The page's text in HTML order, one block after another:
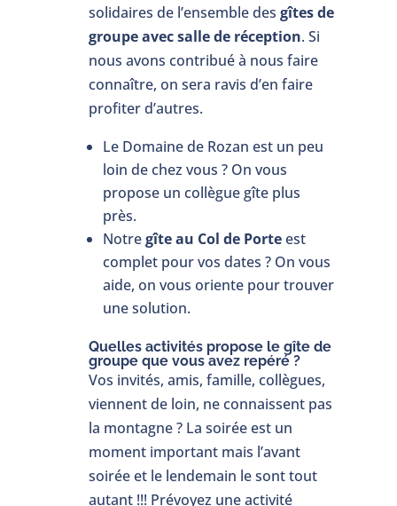
solidaires de l’ensemble des gîtes de
groupe avec salle de réception. Si
nous avons contribué à nous faire
connaître, on sera ravis d’en faire
profiter d’autres.
Le Domaine de Rozan est un peu
loin de chez vous ? On vous
propose un collègue gîte plus
près.
Notregîte au Col de Porteest
complet pour vos dates ? On vous
aide, on vous oriente pour trouver
une solution.
Quelles activités propose le gîte de
groupe que vous avez repéré ?
Vos invités, amis, famille, collègues,
viennent de loin, ne connaissent pas
la montagne ? La soirée est un
moment important mais l’avant
soirée et le lendemain le sont tout
autant !!! Prévoyez une activité